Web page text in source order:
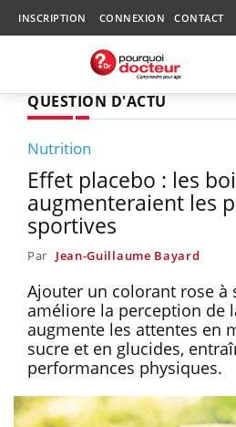
INSCRIPTION CONNEXION CONTACT
QUESTION D'ACTU
Nutrition
Effet placebo : les
augmenteraient les
sportives
Par Jean-Guillaume Bayard
Ajouter un colorant rose à
améliore la perception de
augmente les attentes en
sucre et en glucides,
performances physiques.